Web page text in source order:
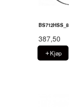
BS712HSS_8
387,50
Kjøp